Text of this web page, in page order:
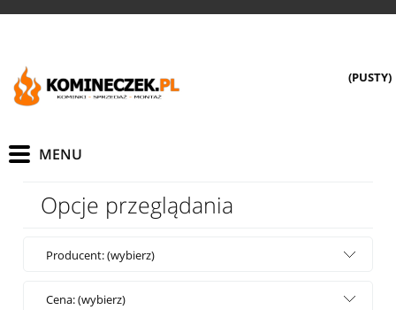
(PUSTY)
Opcje przeglądania
Producent: (wybierz)
Cena: (wybierz)